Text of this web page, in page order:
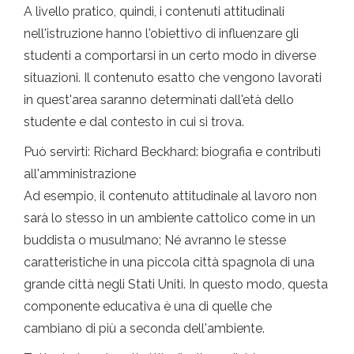
A livello pratico, quindi, i contenuti attitudinali
nell'istruzione hanno l'obiettivo di influenzare gli
studenti a comportarsi in un certo modo in diverse
situazioni. Il contenuto esatto che vengono lavorati
in quest'area saranno determinati dall'età dello
studente e dal contesto in cui si trova.
Può servirti: Richard Beckhard: biografia e contributi
all'amministrazione
Ad esempio, il contenuto attitudinale al lavoro non
sarà lo stesso in un ambiente cattolico come in un
buddista o musulmano; Né avranno le stesse
caratteristiche in una piccola città spagnola di una
grande città negli Stati Uniti. In questo modo, questa
componente educativa è una di quelle che
cambiano di più a seconda dell'ambiente.